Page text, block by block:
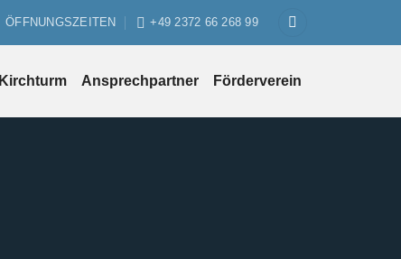
ÖFFNUNGSZEITEN +49 2372 66 268 99
Kirchturm Ansprechpartner Förderverein